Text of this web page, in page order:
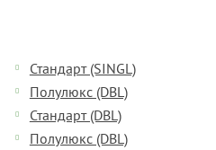
Стандарт (SINGL)
Полулюкс (DBL)
Стандарт (DBL)
Полулюкс (DBL)